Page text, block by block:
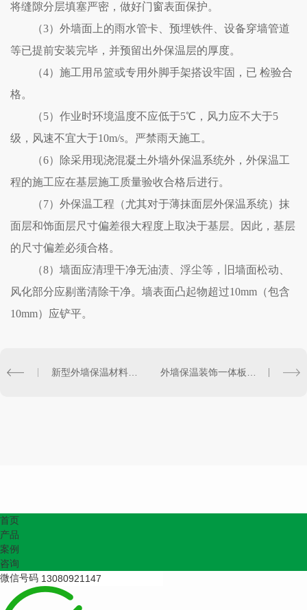
将缝隙分层填塞严密，做好门窗表面保护。
（3）外墙面上的雨水管卡、预埋铁件、设备穿墙管道
等已提前安装完毕，并预留出外保温层的厚度。
（4）施工用吊篮或专用外脚手架搭设牢固，已 检验合
格。
（5）作业时环境温度不应低于5℃，风力应不大于5
级，风速不宜大于10m/s。严禁雨天施工。
（6）除采用现浇混凝土外墙外保温系统外，外保温工
程的施工应在基层施工质量验收合格后进行。
（7）外保温工程（尤其对于薄抹面层外保温系统）抹
面层和饰面层尺寸偏差很大程度上取决于基层。因此，基层
的尺寸偏差必须合格。
（8）墙面应清理干净无油渍、浮尘等，旧墙面松动、
风化部分应剔凿清除干净。墙表面凸起物超过10mm （包含
10mm）应铲平。
新型外墙保温材料的种类都有哪些 外墙保温装饰一体板适用在哪些地方
首页
产品
案例
咨询
微信号码